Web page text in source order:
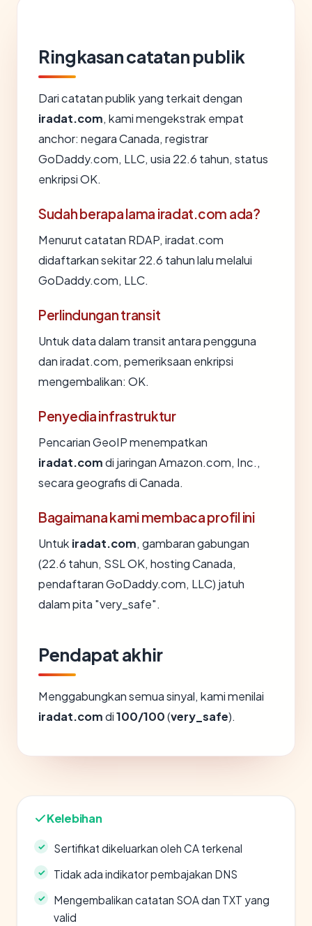
Ringkasan catatan publik
Dari catatan publik yang terkait dengan
iradat.com, kami mengekstrak empat
anchor: negara Canada, registrar
GoDaddy.com, LLC, usia 22.6 tahun, status
enkripsi OK.
Sudah berapa lama iradat.com ada?
Menurut catatan RDAP, iradat.com
didaftarkan sekitar 22.6 tahun lalu melalui
GoDaddy.com, LLC.
Perlindungan transit
Untuk data dalam transit antara pengguna
dan iradat.com, pemeriksaan enkripsi
mengembalikan: OK.
Penyedia infrastruktur
Pencarian GeoIP menempatkan
iradat.comdi jaringan Amazon.com, Inc.,
secara geografis di Canada.
Bagaimana kami membaca profil ini
Untuk iradat.com, gambaran gabungan
(22.6 tahun, SSL OK, hosting Canada,
pendaftaran GoDaddy.com, LLC) jatuh
dalam pita "very_safe".
Pendapat akhir
Menggabungkan semua sinyal, kami menilai
iradat.comdi100/100(very_safe).
Kelebihan
Sertifikat dikeluarkan oleh CA terkenal
Tidak ada indikator pembajakan DNS
Mengembalikan catatan SOA dan TXT yang
valid